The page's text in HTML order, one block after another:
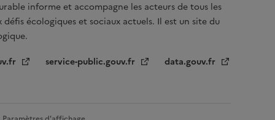
informe et accompagne les acteurs de tous les
écologiques et sociaux actuels. Il est un site du
service-public.gouv.fr data.gouv.fr